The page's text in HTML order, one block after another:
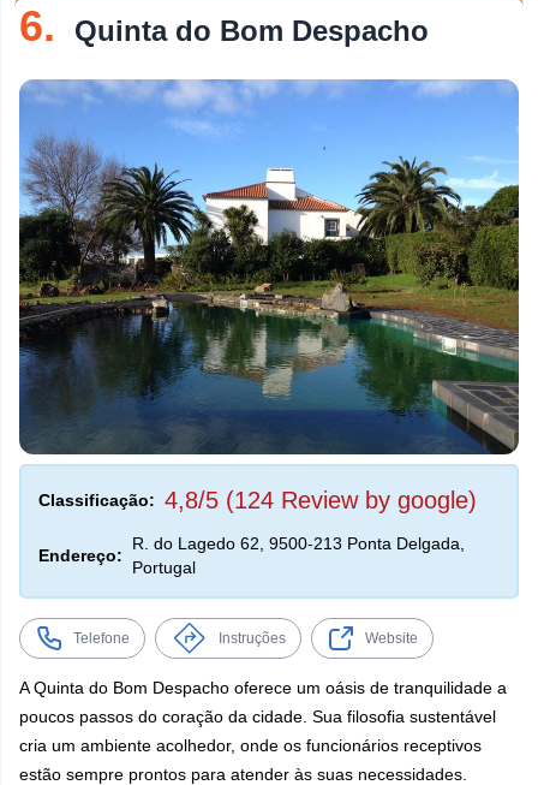
6. Quinta do Bom Despacho
Classificação: 4,8/5 (124 Review by google)
Endereço:
R. do Lagedo 62, 9500-213 Ponta Delgada,
Portugal
Telefone Instruções Website
A Quinta do Bom Despacho oferece um oásis de tranquilidade a
poucos passos do coração da cidade. Sua filosofia sustentável
cria um ambiente acolhedor, onde os funcionários receptivos
estão sempre prontos para atender às suas necessidades.